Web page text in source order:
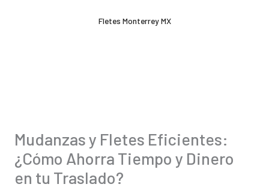
Fletes Monterrey MX
Mudanzas y Fletes Eficientes:
¿Cómo Ahorra Tiempo y Dinero
en tu Traslado?